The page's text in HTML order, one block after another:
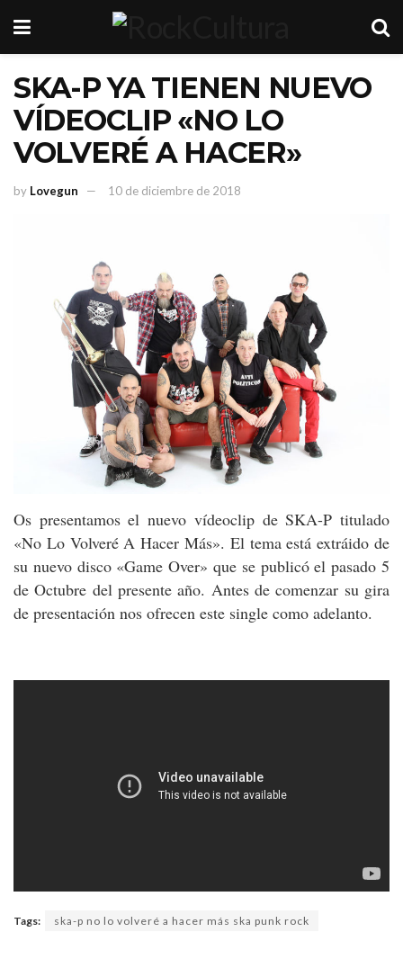
SKA-P YA TIENEN NUEVO
VÍDEOCLIP «NO LO
VOLVERÉ A HACER»
by Lovegun 10 de diciembre de 2018
Os presentamos el nuevo vídeoclip de SKA-P titulado
«No Lo Volveré A Hacer Más». El tema está extráido de
su nuevo disco «Game Over» que se publicó el pasado 5
de Octubre del presente año. Antes de comenzar su gira
de presentación nos ofrecen este single como adelanto.
Tags: ska-p no lo volveré a hacer más ska punk rock